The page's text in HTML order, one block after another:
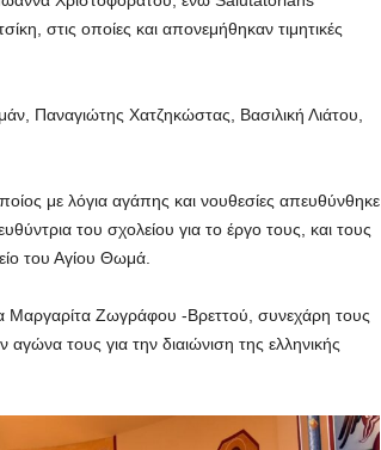
στις οποίες και απονεμήθηκαν τιμητικές
Παναγιώτης Χατζηκώστας, Βασιλική Λιάτου,
με λόγια αγάπης και νουθεσίες απευθύνθηκε
του σχολείου για το έργο τους, και τους
του Αγίου Θωμά.
Μαργαρίτα Ζωγράφου -Βρεττού, συνεχάρη τους
αγώνα τους για την διαιώνιση της ελληνικής